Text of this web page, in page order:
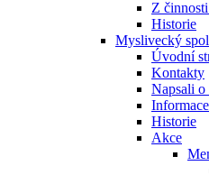
Z
Historie
Myslivecký
Úvodní
Kontakty
Napsali o
Historie
Akce